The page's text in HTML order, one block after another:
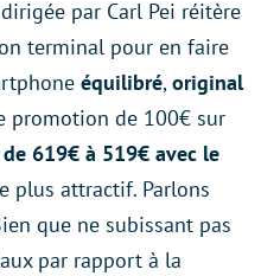
par Carl Pei réitère
terminal pour en faire
équilibré,original
promotion de 100€ sur
619€ à 519€ avec le
plus attractif. Parlons
que ne subissant pas
par rapport à la